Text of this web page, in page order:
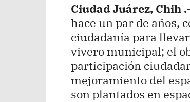
Ciudad Juárez, Chih
hace un par de años,
ciudadanía para
vivero municipal; el
participación
mejoramiento del
son plantados en